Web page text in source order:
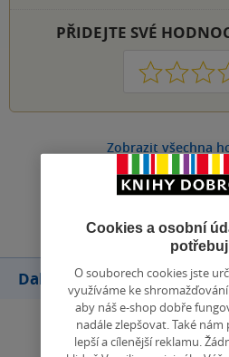
PŘIDEJTE SVÉ
1 2 3 4 5
Zobrazit všechna
Přidat
Další knihy autora
Cookies a osobní
O souborech cookies jste
využíváme ke
aby náš e-shop dobře
nadále zlepšovat. Také
lepší a cílenější reklamu.